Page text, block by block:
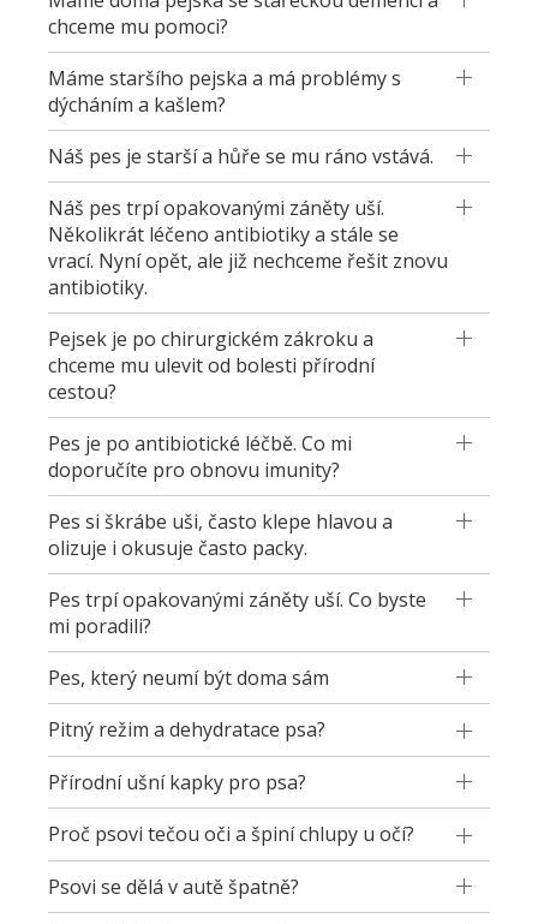
chceme mu pomoci?
Máme staršího pejska a má problémy s
dýcháním a kašlem?
Náš pes je starší a hůře se mu ráno vstává.
Náš pes trpí opakovanými záněty uší.
Několikrát léčeno antibiotiky a stále se
vrací. Nyní opět, ale již nechceme řešit znovu
antibiotiky.
Pejsek je po chirurgickém zákroku a
chceme mu ulevit od bolesti přírodní
cestou?
Pes je po antibiotické léčbě. Co mi
doporučíte pro obnovu imunity?
Pes si škrábe uši, často klepe hlavou a
olizuje i okusuje často packy.
Pes trpí opakovanými záněty uší. Co byste
mi poradili?
Pes, který neumí být doma sám
Pitný režim a dehydratace psa?
Přírodní ušní kapky pro psa?
Proč psovi tečou oči a špiní chlupy u očí?
Psovi se dělá v autě špatně?